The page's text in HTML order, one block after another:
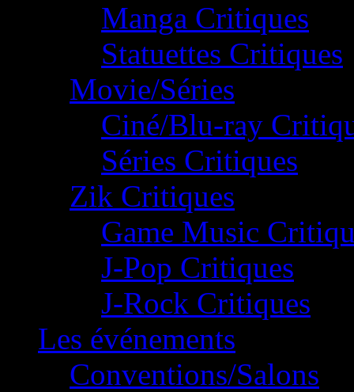
Manga Critiques
Statuettes Critiques
Movie/Séries
Ciné/Blu-ray
Séries Critiques
Zik Critiques
Game Music
J-Pop Critiques
J-Rock Critiques
Les événements
Conventions/Salons